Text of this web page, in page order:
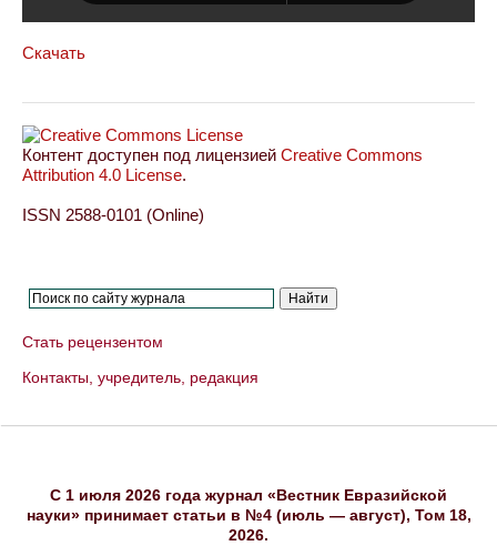
Скачать
Контент доступен под лицензией Creative Commons
Attribution 4.0 License.
ISSN 2588-0101 (Online)
Стать рецензентом
Контакты, учредитель, редакция
C 1 июля 2026 года журнал «Вестник Евразийской
науки» принимает статьи в №4 (июль — август), Том 18,
2026.